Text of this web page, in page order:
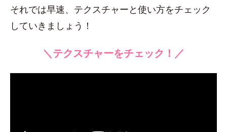
それでは早速、テクスチャーと使い方をチェック
していきましょう！
＼テクスチャーをチェック！／